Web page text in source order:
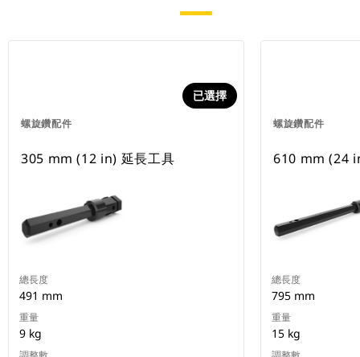
螺旋鑽配件
已選擇
305 mm (12 in) 延長工具
總長度
491 mm
重量
9 kg
螺旋鑽配件
610 mm (24
總長度
795 mm
重量
15 kg